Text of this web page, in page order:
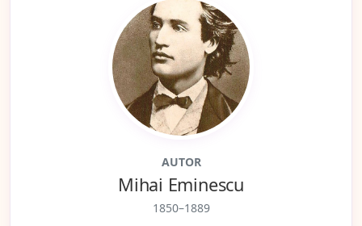
AUTOR
Mihai Eminescu
1850–1889